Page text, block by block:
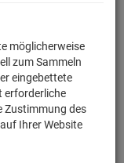
unserem
möglicherweise
zum Sammeln
eingebettete
erforderliche
Zustimmung des
Ihrer Website